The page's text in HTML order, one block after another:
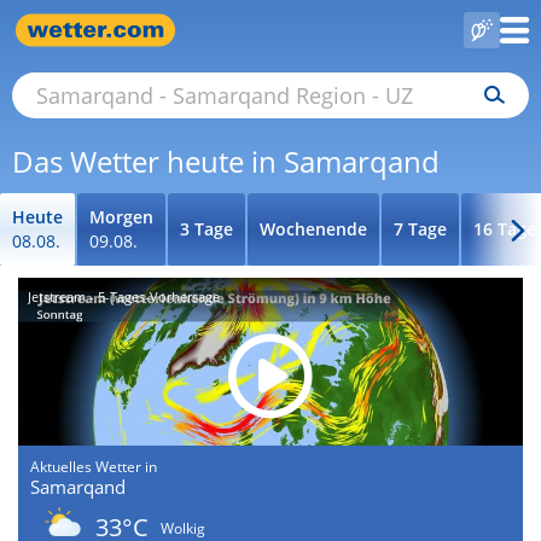
Das Wetter heute in Samarqand
Heute
08.08.
Morgen
09.08.
3 Tage Wochenende 7 Tage 16 Tage
Jetstream - 5-Tages-Vorhersage
Aktuelles Wetter in
Samarqand
33°C
Wolkig